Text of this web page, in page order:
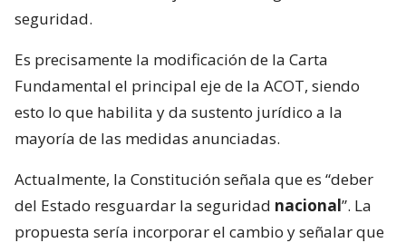
seguridad.
Es precisamente la modificación de la Carta
Fundamental el principal eje de la ACOT, siendo
esto lo que habilita y da sustento jurídico a la
mayoría de las medidas anunciadas.
Actualmente, la Constitución señala que es “deber
del Estado resguardar la seguridad nacional”. La
propuesta sería incorporar el cambio y señalar que